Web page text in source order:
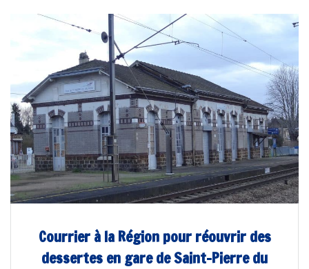
Courrier à la Région pour réouvrir des
dessertes en gare de Saint-Pierre du